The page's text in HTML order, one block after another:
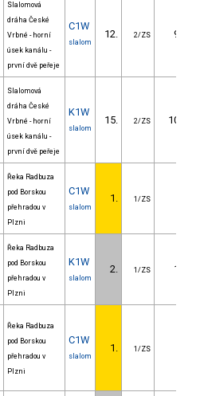
Slalomová
dráha České
Vrbné - horní
úsek kanálu -
první dvě peřeje
C1W
slalom
12. 2/ZS 9.92
Slalomová
dráha České
Vrbné - horní
úsek kanálu -
první dvě peřeje
K1W
slalom
15. 2/ZS 10.41
Řeka Radbuza
pod Borskou
přehradou v
Plzni
C1W
slalom
1. 1/ZS
Řeka Radbuza
pod Borskou
přehradou v
Plzni
K1W
slalom
2. 1/ZS 1.75
Řeka Radbuza
pod Borskou
přehradou v
Plzni
C1W
slalom
1. 1/ZS